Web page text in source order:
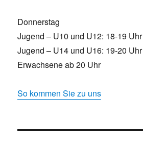
Donnerstag
Jugend – U10 und U12: 18-19 Uhr
Jugend – U14 und U16: 19-20 Uhr
Erwachsene ab 20 Uhr
So kommen Sie zu uns